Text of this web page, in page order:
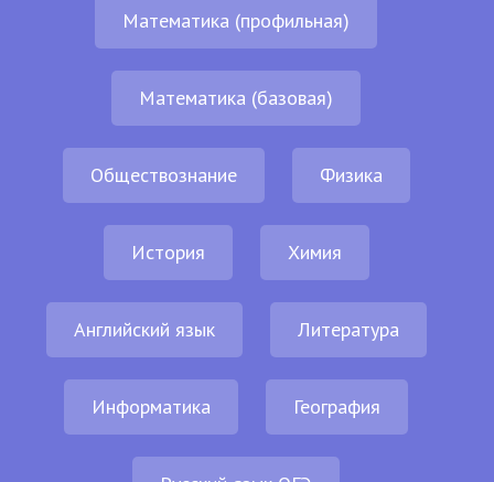
Математика (профильная)
Математика (базовая)
Обществознание Физика
История Химия
Английский язык Литература
Информатика География